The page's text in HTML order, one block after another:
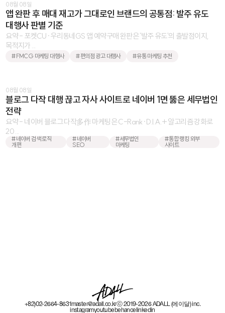
08월 08일
앱 완판 후 매대 재고가 그대로인 브랜드의 공통점: 발주 유도
대행사 판별 기준
요약 - 포켓CU·우리동네GS 앱 예약구매 완판은 '발주 유도'의 출발점이지,
목적지가 ...
#FMCG 마케팅 대행사 #편의점 광고 대행사 #유통 마케팅 추천
08월 08일
블로그 다작 대행 끊고 자사 사이트로 네이버 1면 뚫은 세무법인
전략
요약 - 네이버 블로그 다작多作 마케팅은 C-Rank·D.I.A.+ 알고리즘 강화로
20 ...
#네이버 검색 로직
개편
#네이버
SEO
#세무법인
마케팅
#통합 랭킹 외부
사이트
+82)02-2664-8631 master@adall.co.krⓒ 2019-2026 ADALL (에이달) inc.
instagramyoutubebehancelinkedin